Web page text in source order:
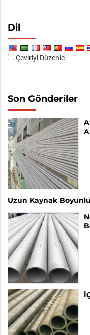
Dil
Çeviriyi Düzenle
Son Gönderiler
Uzun Kaynak